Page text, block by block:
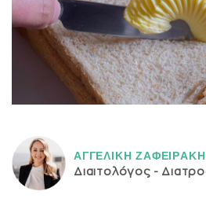
ΑΓΓΕΛΙΚH ΖΑΦΕΙΡAΚΗ
Διαιτολόγος -